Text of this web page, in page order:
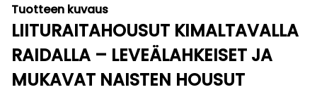
Tuotteen kuvaus
LIITURAITAHOUSUT KIMALTAVALLA
RAIDALLA – LEVEÄLAHKEISET JA
MUKAVAT NAISTEN HOUSUT